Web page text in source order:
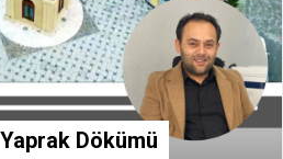
Dökümü